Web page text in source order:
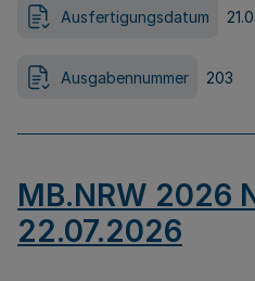
Ausfertigungsdatum
Ausgabennummer 203
MB.NRW 2026
22.07.2026